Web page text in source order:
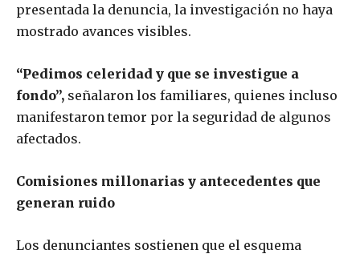
presentada la denuncia, la investigación no haya
mostrado avances visibles.
“Pedimos celeridad y que se investigue a
fondo”, señalaron los familiares, quienes incluso
manifestaron temor por la seguridad de algunos
afectados.
Comisiones millonarias y antecedentes que
generan ruido
Los denunciantes sostienen que el esquema